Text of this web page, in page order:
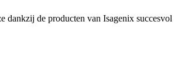
dankzij de producten van Isagenix succesvol